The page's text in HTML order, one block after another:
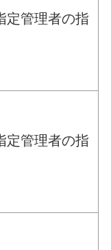
定管理者の指
定管理者の指